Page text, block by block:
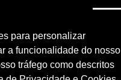
para personalizar
a funcionalidade do nosso
tráfego como descritos
NOTÍCIAS